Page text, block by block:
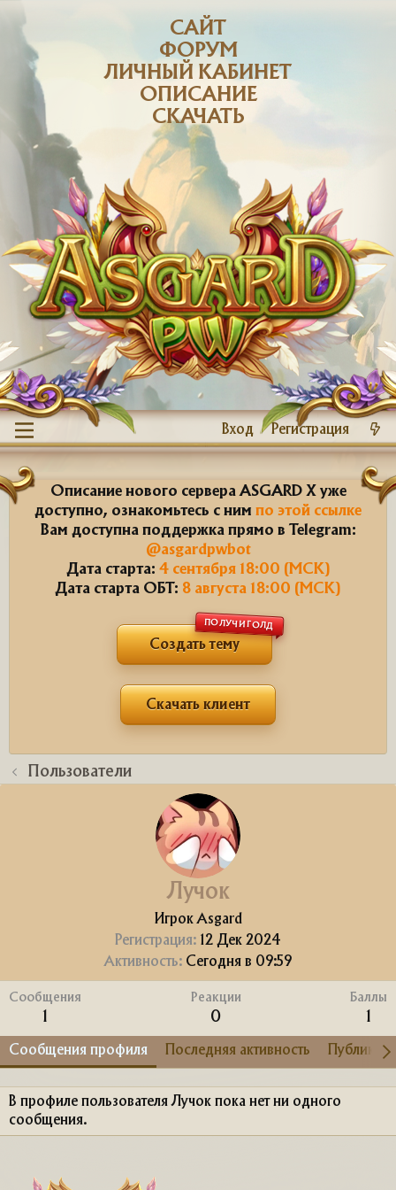
САЙТ
ФОРУМ
ЛИЧНЫЙ КАБИНЕТ
ОПИСАНИЕ
СКАЧАТЬ
Вход Регистрация
Описание нового сервера ASGARD X уже
доступно, ознакомьтесь с ним по этой ссылке
Вам доступна поддержка прямо в Telegram:
@asgardpwbot
Дата старта: 4 сентября 18:00 (МСК)
Дата старта ОБТ: 8 августа 18:00 (МСК)
Создать тему
ПОЛУЧИ ГОЛД
Скачать клиент
Пользователи
Лучок
Игрок Asgard
Регистрация
12 Дек 2024
Активность
Сегодня в 09:59
Сообщения
1
Реакции
0
Баллы
1
Сообщения профиля Последняя активность
В профиле пользователя Лучок пока нет ни одного
сообщения.